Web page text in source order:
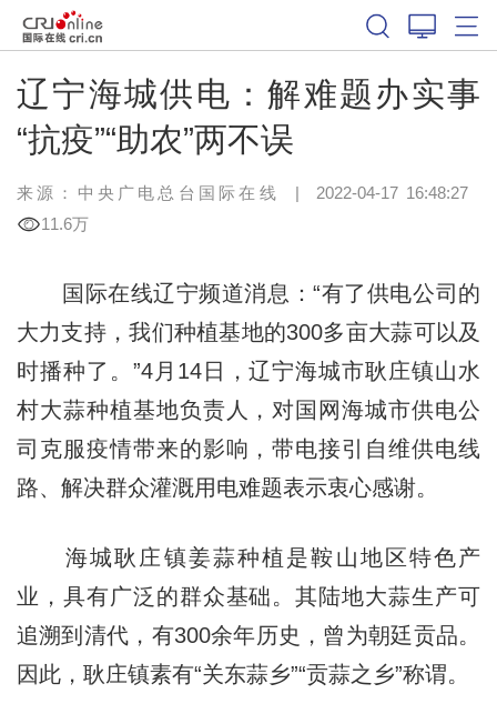
辽宁海城供电：解难题办实事
“抗疫”“助农”两不误
来源：中央广电总台国际在线 | 2022-04-17 16:48:27
11.6万
国际在线辽宁频道消息：“有了供电公司的
大力支持，我们种植基地的300多亩大蒜可以及
时播种了。”4月14日，辽宁海城市耿庄镇山水
村大蒜种植基地负责人，对国网海城市供电公
司克服疫情带来的影响，带电接引自维供电线
路、解决群众灌溉用电难题表示衷心感谢。
海城耿庄镇姜蒜种植是鞍山地区特色产
业，具有广泛的群众基础。其陆地大蒜生产可
追溯到清代，有300余年历史，曾为朝廷贡品。
因此，耿庄镇素有“关东蒜乡”“贡蒜之乡”称谓。